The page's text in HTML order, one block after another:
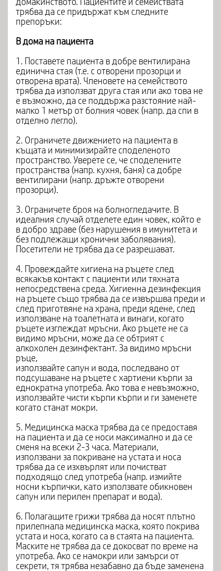
трябва да се придържат към следните
препоръки:
В дома на пациента
1. Поставете пациента в добре вентилирана
единична стая (т.е. с отворени прозорци и
отворена врата). Членовете на семейството
трябва да използват друга стая или ако това не
е възможно, да се поддържа разстояние най-
малко 1 метър от болния човек (напр. да спи в
отделно легло).
2. Ограничете движението на пациента в
къщата и минимизирайте споделеното
пространство. Уверете се, че споделените
пространства (напр. кухня, баня) са добре
вентилирани (напр. дръжте отворени
прозорци).
3. Ограничете броя на болногледачите. В
идеалния случай отделете един човек, който е
в добро здраве (без нарушения в имунитета и
без подлежащи хронични заболявания).
Посетители не трябва да се разрешават.
4. Провеждайте хигиена на ръцете след
всякакъв контакт с пациенти или тяхната
непосредствена среда. Хигиенна дезинфекция
на ръцете също трябва да се извършва преди и
след приготвяне на храна, преди ядене, след
използване на тоалетната и винаги, когато
ръцете изглеждат мръсни. Ако ръцете не са
видимо мръсни, може да се обтрият с
алкохолен дезинфектант. За видимо мръсни
ръце,
използвайте сапун и вода, последвано от
подсушаване на ръцете с хартиени кърпи за
еднократна употреба. Ако това е невъзможно,
използвайте чисти кърпи кърпи и ги заменете
когато станат мокри.
5. Медицинска маска трябва да се предоставя
на пациента и да се носи максимално и да се
сменя на всеки 2-3 часа. Материали,
използвани за покриване на устата и носа
трябва да се изхвърлят или почистват
подходящо след употреба (напр. измийте
носни кърпички, като използвате обикновен
сапун или перилен препарат и вода).
6. Полагащите грижи трябва да носят плътно
прилепнала медицинска маска, която покрива
устата и носа, когато са в стаята на пациента.
Маските не трябва да се докосват по време на
употреба. Ако се намокри или замърси от
секрети, тя трябва незабавно да бъде заменена